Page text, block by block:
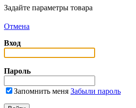
Задайте параметры товара
Отмена
Вход
Пароль
Запомнить меня Забыли пароль